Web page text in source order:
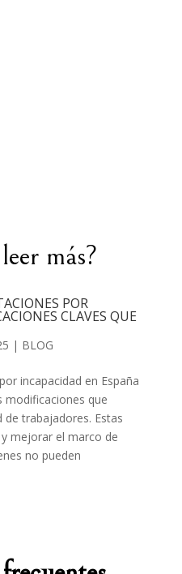
más?
POR
CLAVES QUE
| BLOG
incapacidad en España
modificaciones que
trabajadores. Estas
mejorar el marco de
no pueden